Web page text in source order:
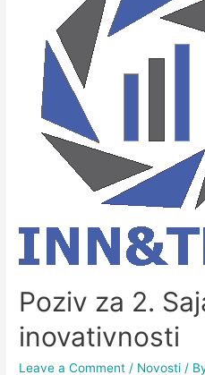
Poziv za 2.
inovativnosti
Leave a Comment / Novosti /